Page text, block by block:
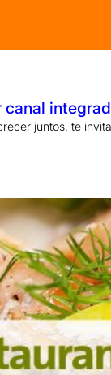
canal
juntos, te